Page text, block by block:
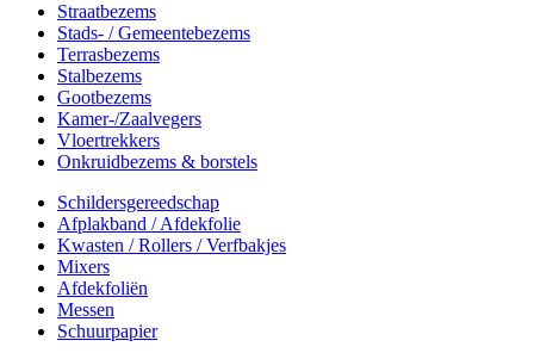
Straatbezems
Stads- / Gemeentebezems
Terrasbezems
Stalbezems
Gootbezems
Kamer-/Zaalvegers
Vloertrekkers
Onkruidbezems & borstels
Schildersgereedschap
Afplakband / Afdekfolie
Kwasten / Rollers / Verfbakjes
Mixers
Afdekfoliën
Messen
Schuurpapier